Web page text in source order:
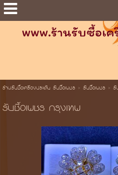
www.ร้านรับซื้อเ
ร้านรับซื้อเครื่องประดับ รับซื้อเพชร> รับซื้อเพชร> รั
รับซื้อเพชร กรุงเทพ